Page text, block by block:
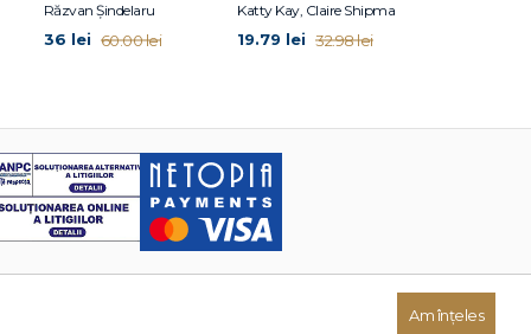
Răzvan Șindelaru
36 lei 60.00 lei
Katty Kay, Claire Shipman
19.79 lei 32.98 lei
Am înțeles